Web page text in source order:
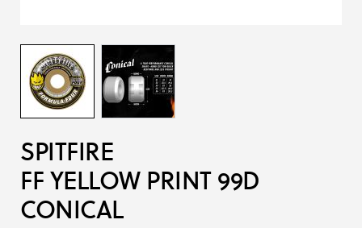
SPITFIRE
FF YELLOW PRINT 99D
CONICAL